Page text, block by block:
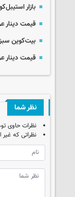
بازار
قیمت دینار عراق
بیت‌کوین
قیمت دینار عراق
نظر شما
نظرات حاوی
نظراتی که